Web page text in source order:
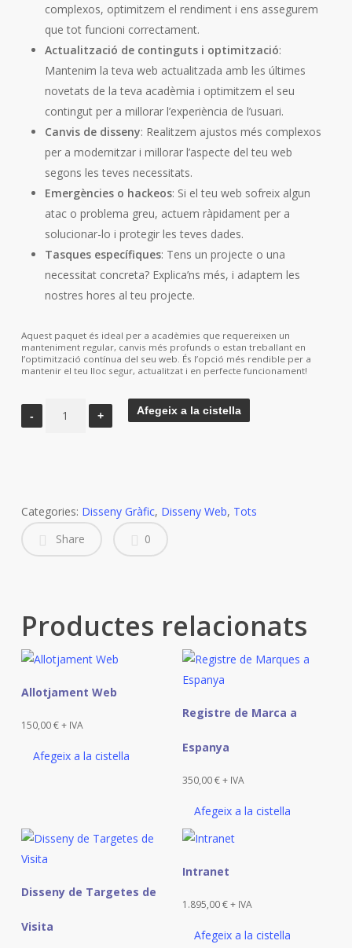
complexos, optimitzem el rendiment i ens assegurem
que tot funcioni correctament.
Actualització de continguts i optimització:
Mantenim la teva web actualitzada amb les últimes
novetats de la teva acadèmia i optimitzem el seu
contingut per a millorar l’experiència de l’usuari.
Canvis de disseny: Realitzem ajustos més complexos
per a modernitzar i millorar l’aspecte del teu web
segons les teves necessitats.
Emergències o hackeos: Si el teu web sofreix algun
atac o problema greu, actuem ràpidament per a
solucionar-lo i protegir les teves dades.
Tasques específiques: Tens un projecte o una
necessitat concreta? Explica’ns més, i adaptem les
nostres hores al teu projecte.
Aquest paquet és ideal per a acadèmies que requereixen un
manteniment regular, canvis més profunds o estan treballant en
l’optimització contínua del seu web. És l’opció més rendible per a
mantenir el teu lloc segur, actualitzat i en perfecte funcionament!
quantitat
Hores
Afegeix a la cistella
Categories: Disseny Gràfic, Disseny Web, Tots
Share
0
Productes relacionats
Afegeix a la cistella
Allotjament Web
150,00€+ IVA
Afegeix a la cistella
Registre de Marca a
Espanya
350,00€+ IVA
Disseny de Targetes de
Visita
Afegeix a la cistella
Intranet
1.895,00€+ IVA